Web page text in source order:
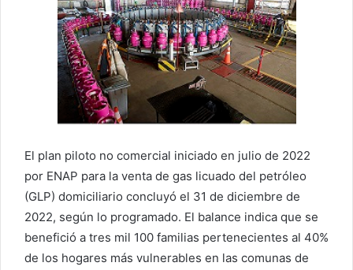
El plan piloto no comercial iniciado en julio de 2022
por ENAP para la venta de gas licuado del petróleo
(GLP) domiciliario concluyó el 31 de diciembre de
2022, según lo programado. El balance indica que se
benefició a tres mil 100 familias pertenecientes al 40%
de los hogares más vulnerables en las comunas de